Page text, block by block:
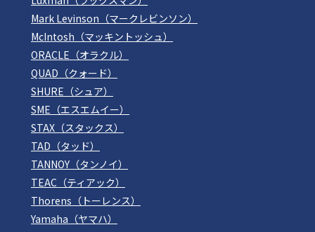
Mark Levinson（マークレビンソン）
McIntosh（マッキントッシュ）
ORACLE（オラクル）
QUAD（クォード）
SHURE（シュア）
SME（エスエムイー）
STAX（スタックス）
TAD（タッド）
TANNOY（タンノイ）
TEAC（ティアック）
Thorens（トーレンス）
Yamaha（ヤマハ）